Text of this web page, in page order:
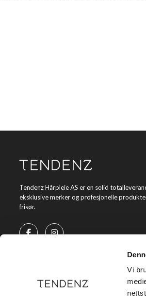
Vi
Tendenz Hårpleie AS er en solid
eksklusive merker og profesjonelle
frisør.